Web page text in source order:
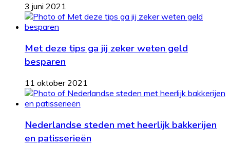
3 juni 2021
Met deze tips ga jij zeker weten geld
besparen
11 oktober 2021
Nederlandse steden met heerlijk bakkerijen
en patisserieën